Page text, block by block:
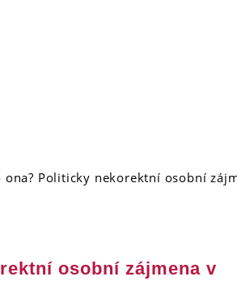
ona? Politicky nekorektní osobní
osobní zájmena v